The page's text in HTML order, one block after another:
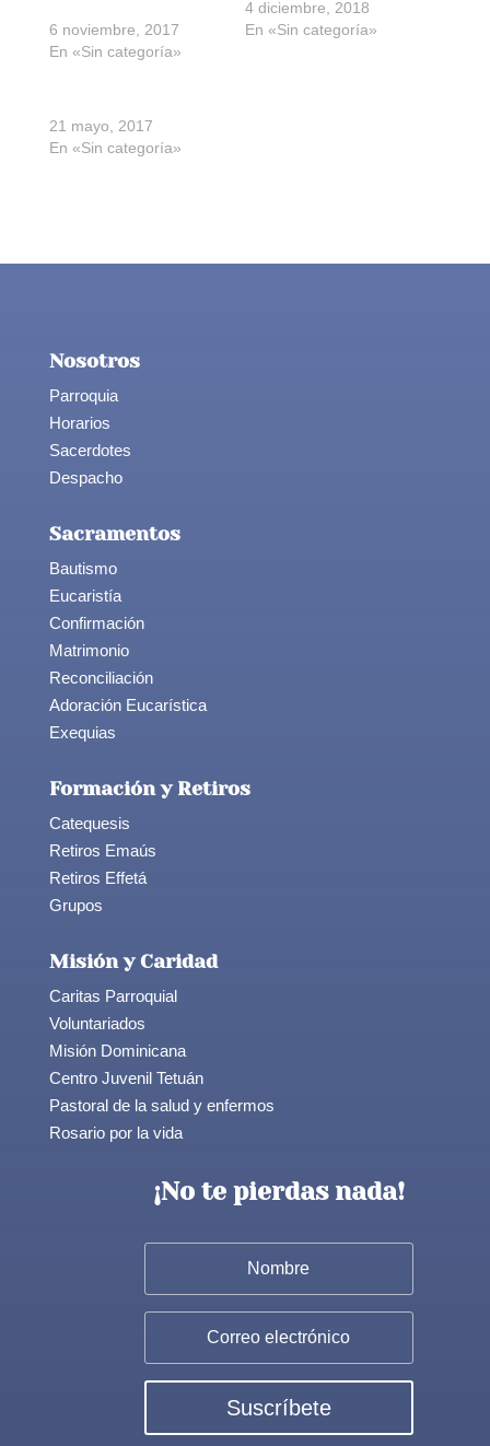
6 noviembre, 2017
En «Sin categoría»
4 diciembre, 2018
En «Sin categoría»
21 mayo, 2017
En «Sin categoría»
Nosotros
Parroquia
Horarios
Sacerdotes
Despacho
Sacramentos
Bautismo
Eucaristía
Confirmación
Matrimonio
Reconciliación
Adoración Eucarística
Exequias
Formación y Retiros
Catequesis
Retiros Emaús
Retiros Effetá
Grupos
Misión y Caridad
Caritas Parroquial
Voluntariados
Misión Dominicana
Centro Juvenil Tetuán
Pastoral de la salud y enfermos
Rosario por la vida
¡No te pierdas nada!
Suscríbete